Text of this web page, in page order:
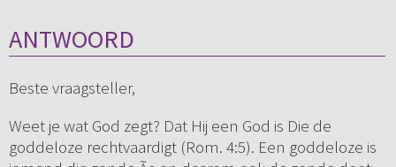
ANTWOORD
Beste vraagsteller,
Weet je wat God zegt? Dat Hij een God is Die de
goddeloze rechtvaardigt (Rom. 4:5). Een goddeloze is